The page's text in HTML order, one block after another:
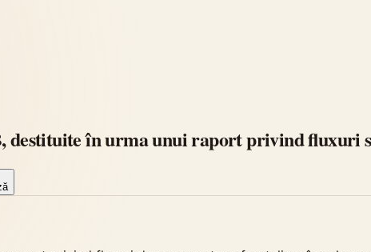
în urma unui raport privind fluxuri